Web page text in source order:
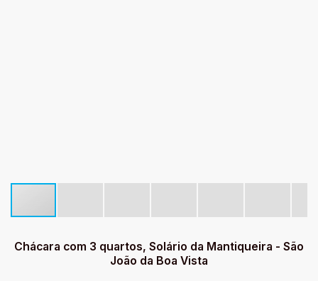
Chácara com 3 quartos, Solário da Mantiqueira - São
João da Boa Vista